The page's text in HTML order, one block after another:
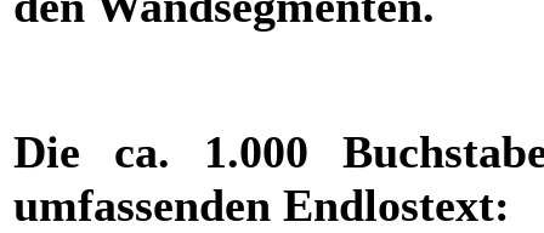
Die ca. 1.000
umfassenden Endlostext: